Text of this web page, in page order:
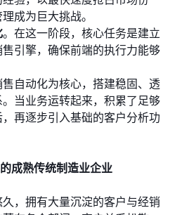
成为巨大挑战。
。在这一阶段，核心任务是建立
引擎，确保前端的执行力能够
售自动化为核心，搭建稳固、透
当业务运转起来，积累了足够
再逐步引入基础的客户分析功
成熟传统制造业企业
，拥有大量沉淀的客户与经销